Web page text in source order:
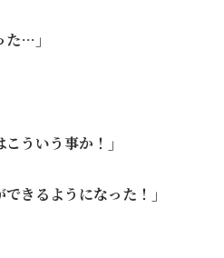
た…」
ういう事か！」
きるようになった！」